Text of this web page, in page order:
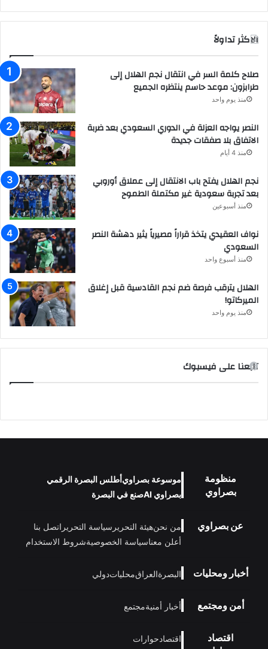
الاكثر تداولاً
صلاح كلمة السر في انتقال نجم الهلال إلى
طرابزون: موعد حاسم ينتظره الجميع
منذ يوم واحد
النصر يواجه العزلة في الدوري السعودي بعد ضربة
الاتفاق بلا صفقات جديدة
منذ 4 أيام
نجم الهلال يفتح باب الانتقال إلى عملاق أوروبي
بعد تجربة سعودية غير مكتملة الطموح
منذ أسبوعين
نواف العقيدي يتخذ قراراً مصيرياً يثير دهشة النصر
السعودي
منذ أسبوع واحد
الهلال يترقب فرصة ضم نجم القادسية قبل إغلاق
الميركاتو!
منذ يوم واحد
تابعنا على فيسبوك
منظومة
بصراوي
موسوعة بصراويأطلس البصرة الرقمي
بصراوي AI
صنع في البصرة
عن بصراوي من نحنهيئة التحرير سياسة التحرير اتصل بنا
أعلن معناسياسة الخصوصيةشروط الاستخدام
أخبار ومحليات البصرةالعراقمحلياتدولي
أمن ومجتمع أخبار أمنيةمجتمع
اقتصاد
اقتصادحوارات